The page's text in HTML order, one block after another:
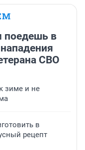
поедешь в
СВО
зиме и не
в
рецепт